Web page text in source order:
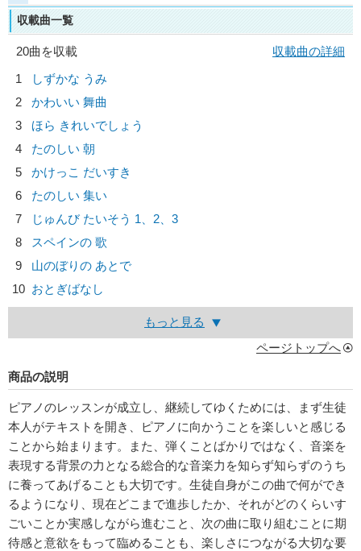
収載曲一覧
20曲を収載
収載曲の詳細
1
しずかな うみ
2
かわいい 舞曲
3
ほら きれいでしょう
4
たのしい 朝
5
かけっこ だいすき
6
たのしい 集い
7
じゅんび たいそう 1、2、3
8
スペインの 歌
9
山のぼりの あとで
10 おとぎばなし
もっと見る
ページトップへ
商品の説明
ピアノのレッスンが成立し、継続してゆくためには、まず生徒
本人がテキストを開き、ピアノに向かうことを楽しいと感じる
ことから始まります。また、弾くことばかりではなく、音楽を
表現する背景の力となる総合的な音楽力を知らず知らずのうち
に養ってあげることも大切です。生徒自身がこの曲で何ができ
るようになり、現在どこまで進歩したか、それがどのくらいす
ごいことか実感しながら進むこと、次の曲に取り組むことに期
待感と意欲をもって臨めることも、楽しさにつながる大切な要